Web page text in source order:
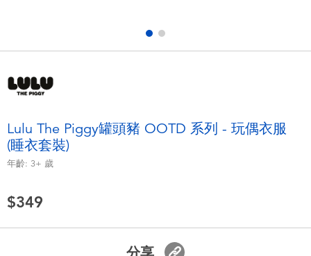
派對用品
毛毛公仔玩具
NERF熱火
Lulu The Piggy罐頭豬 OOTD 系列 - 玩偶衣服
(睡衣套裝)
年齡: 3+ 歲
$349
分享